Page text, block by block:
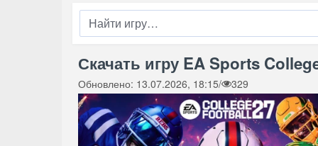
Скачать игру EA Sports
Обновлено: 13.07.2026, 18:15/ 329